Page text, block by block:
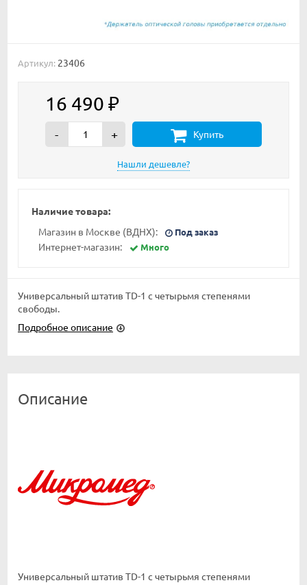
Артикул: 23406
16 490 ₽
- + Купить
Наличие товара:
Магазин в Москве (ВДНХ):
Под заказ
Интернет-магазин: Много
Универсальный штатив TD-1 с четырьмя степенями
свободы.
Подробное описание
Описание
Универсальный штатив TD-1 с четырьмя степенями